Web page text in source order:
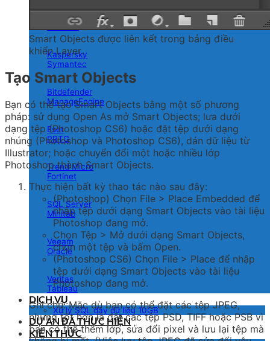
VMware
Kaspersky
Symantec
Bitdefender
ManageEngine
Eset
PRTG
Trend Micro
Fortinet
SQL Server
Minitab
Veeam
Oracle
Veritas
Tableau
DỊCH VỤ
Xử lý SQL đầy dữ liệu 10GB
DỰ ÁN ĐÃ THỰC HIỆN
KIẾN THỨC
Smart Objects được liên kết trong bảng điều
khiển Layer.
Tạo Smart Objects
Bạn có thể tạo Smart Objects bằng một số phương
pháp: sử dụng Open As mở Smart Objects; lưa dưới
dạng tệp (Photoshop CS6) hoặc đặt tệp dưới dạng
nhúng (Photoshop và Photoshop CS6), dán dữ liệu từ
Illustrator; hoặc chuyển đổi một hoặc nhiều lớp
Photoshop thành Smart Objects.
Thực hiện bất kỳ thao tác nào sau đây:
(Photoshop) Chọn File > Place Embedded để
nhập tệp dưới dạng Smart Objects vào tài liệu
Photoshop đang mở.
Chọn Tệp > Mở dưới dạng Smart Objects,
chọn một tệp và bấm Open.
(Photoshop CS6) Chọn File > Place để nhập
tệp dưới dạng Smart Objects vào tài liệu
Photoshop đang mở.
Ghi chú: Mặc dù bạn có thể đặt các tệp JPEG,
nhưng tốt hơn là đặt các tệp PSD, TIFF hoặc PSB vì
bạn có thể thêm lớp, sửa đổi pixel và lưu lại tệp mà